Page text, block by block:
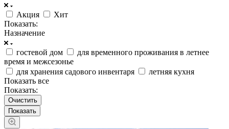
Акция
Хит
Показать:
Назначение
гостевой дом
для временного проживания в летнее
время и межсезонье
для хранения садового инвентаря
летняя кухня
Показать все
Показать:
Очистить